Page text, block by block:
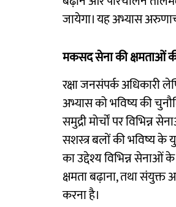
जायेगा। यह अभ्यास
मकसद सेना की क्षमताओं
रक्षा जनसंपर्क अधिकारी
अभ्यास को भविष्य की
समुद्री मोर्चों पर
सशस्त्र बलों की भविष्य के
का उद्देश्य विभिन्न
क्षमता बढ़ाना, तथा
करना है।